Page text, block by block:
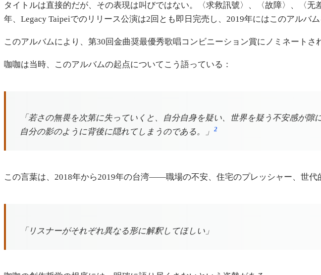
タイトルは直接的だが、その表現は叫びではない。〈求救訊號〉、〈故障〉、〈
年、Legacy Taipeiでのリリース公演は2回とも即日完売し、2019年にはこのアル
このアルバムにより、第30回金曲奨最優秀歌唱コンビニーション賞にノミネートさ
咖咖は当時、このアルバムの起点についてこう語っている：
「若さの無畏を次第に失っていくと、自分自身を疑い、世界を疑う不安感が
自分の影のように背後に隠れてしまうのである。」
2
この言葉は、2018年から2019年の台湾——職場の不安、住宅のプレッシャー、世
「リスナーがそれぞれ異なる形に解釈してほしい」